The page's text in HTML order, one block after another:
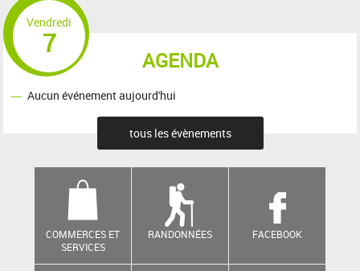
AGENDA
Vendredi
7
Aucun événement aujourd'hui
tous les évènements
COMMERCES ET
SERVICES
RANDONNÉES FACEBOOK